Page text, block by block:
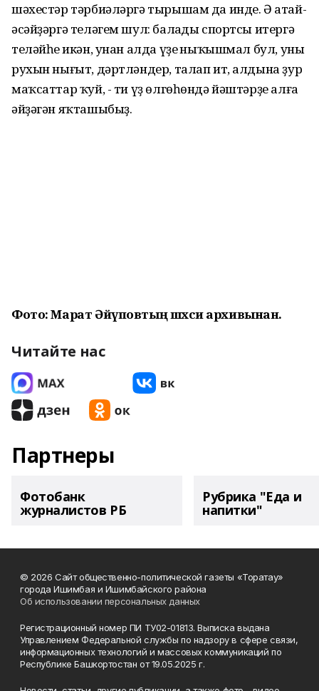
шәхестәр тәрбиәләргә тырышам да инде. Ә атай-
әсәйҙәргә теләгем шул: балаңды спортсы итергә
теләйһең икән, унан алда үҙең ныҡышмал бул, уның
рухын нығыт, дәртләндер, талап ит, алдына ҙур
маҡсаттар ҡуй, - ти үҙ өлгөһөндә йәштәрҙе алға
әйҙәгән яҡташыбыҙ.
Фото: Марат Әйүповтың шәхси архивынан.
Читайте нас
Партнеры
Фотобанк
журналистов РБ
Рубрика "Еда и
напитки"
© 2026 Сайт общественно-политической газеты «Торатау»
города Ишимбая и Ишимбайского района
Об использовании персональных данных
Регистрационный номер ПИ ТУ02-01813. Выписка выдана
Управлением Федеральной службы по надзору в сфере связи,
информационных технологий и массовых коммуникаций по
Республике Башкортостан от 19.05.2025 г.